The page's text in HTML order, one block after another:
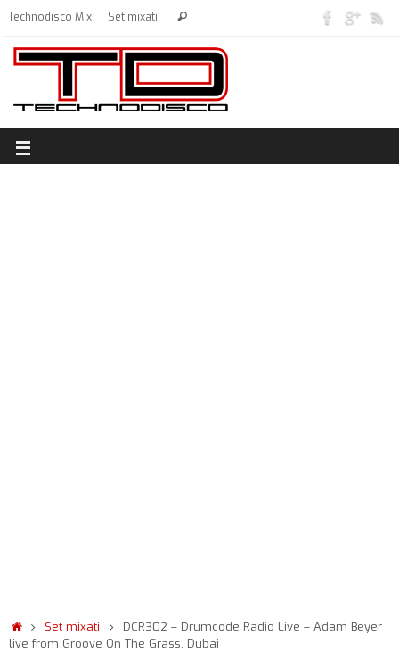
Technodisco Mix Set mixati
Set mixati
DCR302 – Drumcode Radio Live – Adam Beyer
live from Groove On The Grass, Dubai